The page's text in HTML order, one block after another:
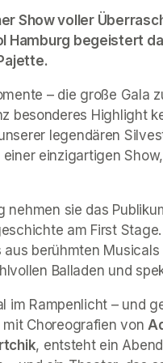
Show voller
Hamburg begeistert
– die große Gala
legendären
einzigartigen
sie das
am First
berühmten
Balladen und
Rampenlicht – und
mit Choreografien von
, entsteht ein